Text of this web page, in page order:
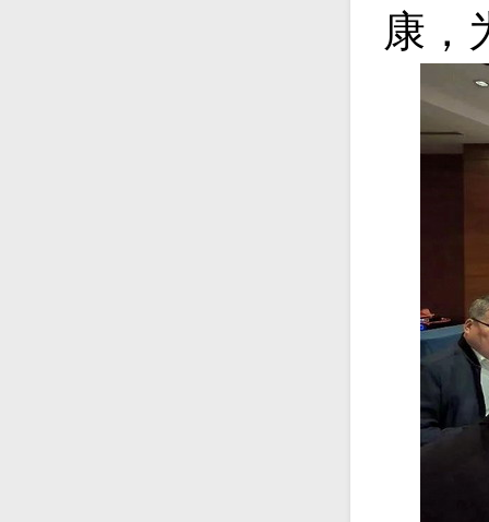
康，